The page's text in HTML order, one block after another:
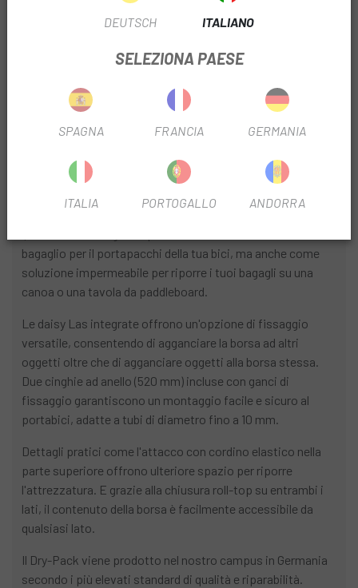
FILTRO IMPERMEABILE Impermeabile
POSIZIONE DEL FILTRO Anteriore posteriore
INFORMAZIONI SUL PRODOTTO
bagaglio per il portapacchi della tua bici, ma anche come
soluzione impermeabile per riporre i tuoi bagagli su una
canoa o una tavola da paddleboard.
Le daisy Las integrate offrono un'opzione di fissaggio
versatile, consentendo di agganciare la borsa ad altri
oggetti oltre che di agganciare oggetti alla borsa stessa.
Due cinghie ad anello (520 mm) incluse con ganci di
fissaggio garantiscono un montaggio facile e sicuro al
portabici, adatte a tubi di diametro fino a 10 mm.
Dettagli pratici come l'attacco con cordino elastico nella
parte superiore offrono ulteriore spazio per riporre
l'attrezzatura. E grazie alla chiusura roll-top su entrambi i
lati, il contenuto della borsa è facilmente accessibile da
qualsiasi lato.
Il Dry-Pack viene prodotto nel nostro campus in Germania
secondo i più elevati standard di qualità e riparabilità.
DEUTSCH ITALIANO
SELEZIONA PAESE
SPAGNA FRANCIA GERMANIA
ITALIA PORTOGALLO ANDORRA